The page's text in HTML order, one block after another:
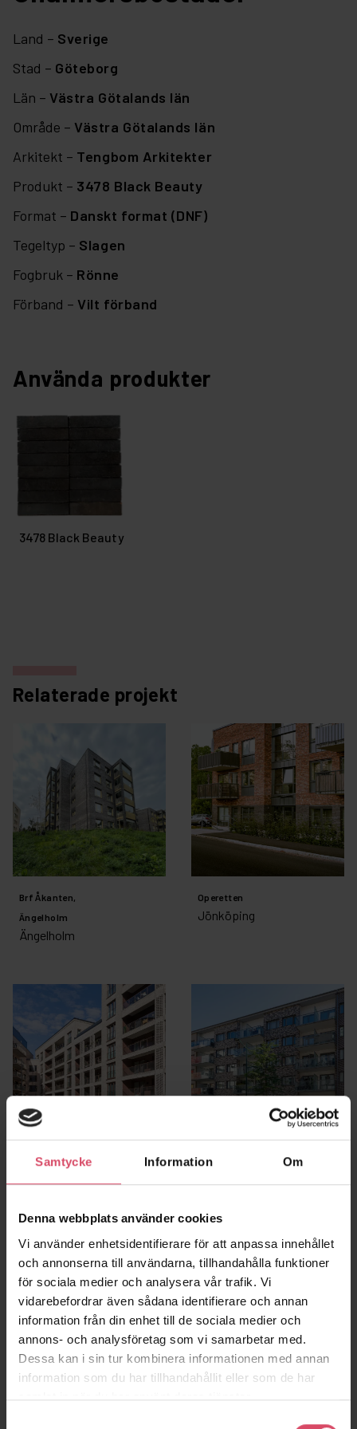
Samtycke Information Om
Denna webbplats använder cookies
Vi använder enhetsidentifierare för att anpassa innehållet
och annonserna till användarna, tillhandahålla funktioner
för sociala medier och analysera vår trafik. Vi
vidarebefordrar även sådana identifierare och annan
information från din enhet till de sociala medier och
annons- och analysföretag som vi samarbetar med.
Dessa kan i sin tur kombinera informationen med annan
information som du har tillhandahållit eller som de har
samlat in när du har använt deras tjänster.
Land – Sverige
Stad – Göteborg
Län – Västra Götalands län
Område – Västra Götalands län
Arkitekt – Tengbom Arkitekter
Produkt – 3478 Black Beauty
Format – Danskt format (DNF)
Tegeltyp – Slagen
Fogbruk – Rönne
Förband – Vilt förband
Använda produkter
3478 Black Beauty
Relaterade projekt
Brf Åkanten,
Ängelholm
Ängelholm
Operetten
Jönköping
Norra Kapellgärdet Frigg 1, Hyllie
Kv Sirius Kv Oden